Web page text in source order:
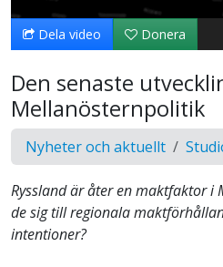
Dela video Donera
Den senaste
Mellanösternpolitik
Nyheter och aktuellt
Ryssland är åter en maktfaktor i
de sig till regionala
intentioner?